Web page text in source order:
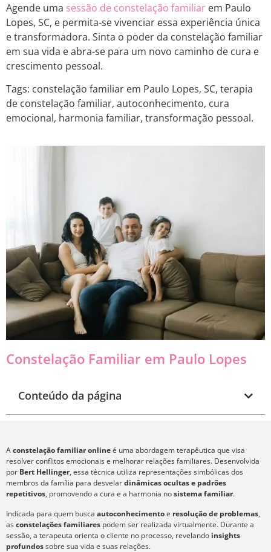
Agende uma sessão de constelação familiar em Paulo
Lopes, SC, e permita-se vivenciar essa experiência única
e transformadora. Sinta o poder da constelação familiar
em sua vida e abra-se para um novo caminho de cura e
crescimento pessoal.
Tags: constelação familiar em Paulo Lopes, SC, terapia
de constelação familiar, autoconhecimento, cura
emocional, harmonia familiar, transformação pessoal.
Constelação Familiar em Paulo Lopes
Conteúdo da página
Aconstelação familiar onlineé uma abordagem terapêutica que visa
resolver conflitos emocionais e melhorar relações familiares. Desenvolvida
por Bert Hellinger, essa técnica utiliza representações simbólicas dos
membros da família para desvelardinâmicas ocultas e padrões
repetitivos, promovendo a cura e a harmonia nosistema familiar.
Indicada para quem busca autoconhecimentoe resolução de problemas,
asconstelações familiares podem ser realizada virtualmente. Durante a
sessão, a terapeuta orienta o cliente no processo, revelando insights
profundossobre sua vida e suas relações.